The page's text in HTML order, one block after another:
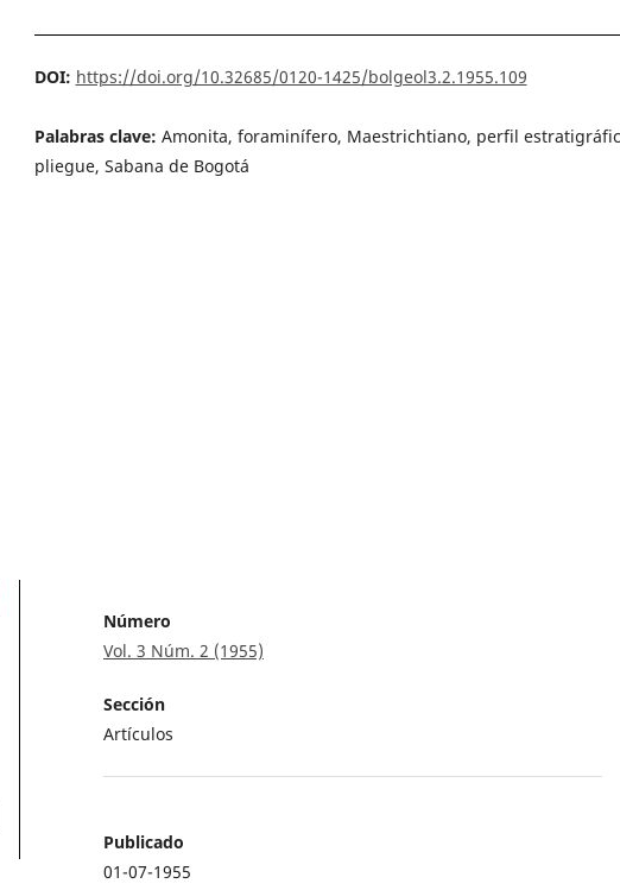
DOI: https://doi.org/10.32685/0120-1425/bolgeol3.2.1955.109
Palabras clave: Amonita, foraminífero, Maestrichtiano, perfil
pliegue, Sabana de Bogotá
Número
Vol. 3 Núm. 2 (1955)
Sección
Artículos
Publicado
01-07-1955